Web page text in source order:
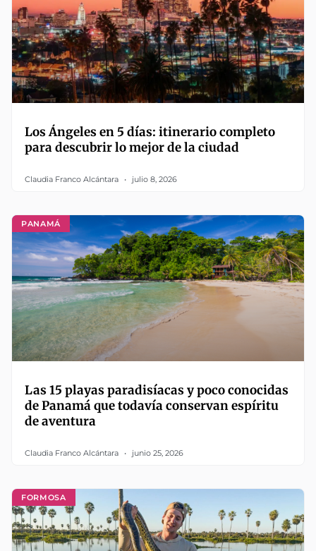
Los Ángeles en 5 días: itinerario completo
para descubrir lo mejor de la ciudad
Claudia Franco Alcántara julio 8, 2026
PANAMÁ
Las 15 playas paradisíacas y poco conocidas
de Panamá que todavía conservan espíritu
de aventura
Claudia Franco Alcántara junio 25, 2026
FORMOSA